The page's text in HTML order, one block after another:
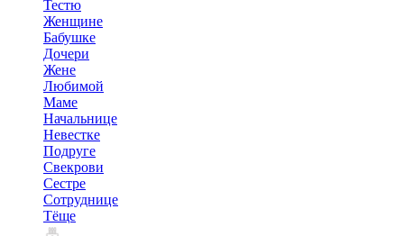
Тестю
Женщине
Бабушке
Дочери
Жене
Любимой
Маме
Начальнице
Невестке
Подруге
Свекрови
Сестре
Сотруднице
Тёще